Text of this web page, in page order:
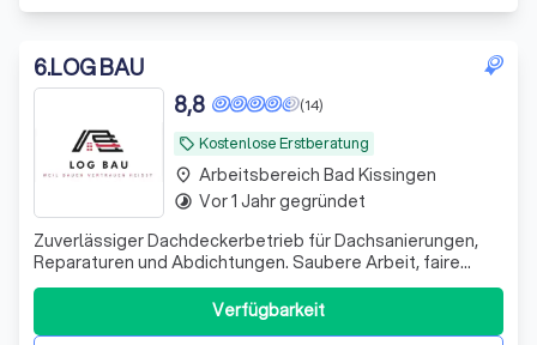
6.LOG BAU
local_offer Kostenlose Erstberatung
(14)
8,8
Zuverlässiger Dachdeckerbetrieb für Dachsanierungen,
Reparaturen und Abdichtungen. Saubere Arbeit, faire
Preise und schnelle Termine. LOG BAU – Weil Bauen
Verfügbarkeit
place Arbeitsbereich Bad Kissingen
timelapse Vor 1 Jahr gegründet